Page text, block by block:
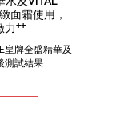
水使用，
面霜使用，
力++
皇牌全盛精華及
測試結果